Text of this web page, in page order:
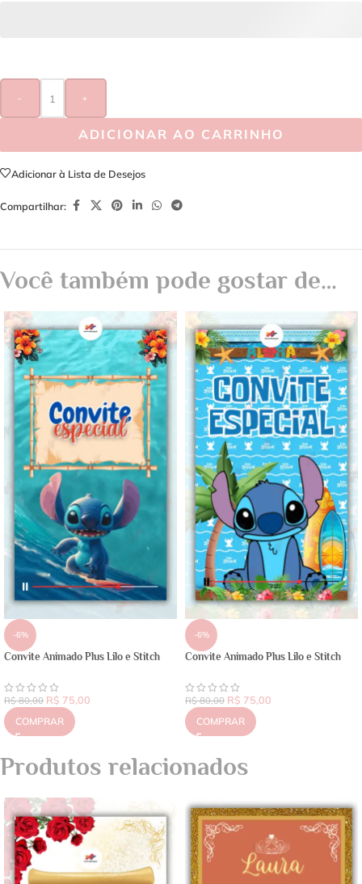
- +
ADICIONAR AO CARRINHO
Adicionar à Lista de Desejos
Compartilhar:
Você também pode gostar de…
-6%
Convite Animado Plus Lilo e Stitch
R$80,00 R$ 75,00
COMPRAR
-6%
Convite Animado Plus Lilo e Stitch
R$80,00 R$ 75,00
COMPRAR
Produtos relacionados